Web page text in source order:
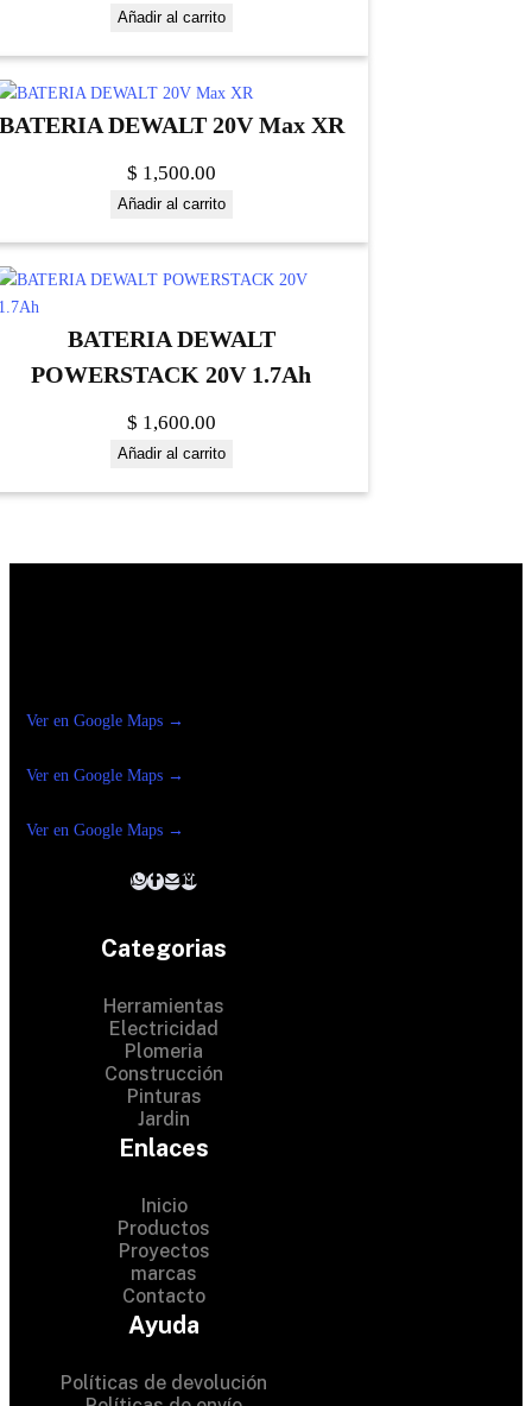
Añadir al carrito
DEWALT 20V Max XR
$ 1,500.00
Añadir al carrito
BATERIA DEWALT
POWERSTACK 20V 1.7Ah
$ 1,600.00
Añadir al carrito
Ver en Google Maps →
Ver en Google Maps →
Ver en Google Maps →
Categorias
Herramientas
Electricidad
Plomeria
Construcción
Pinturas
Jardin
Enlaces
Inicio
Productos
Proyectos
marcas
Contacto
Ayuda
Políticas de devolución